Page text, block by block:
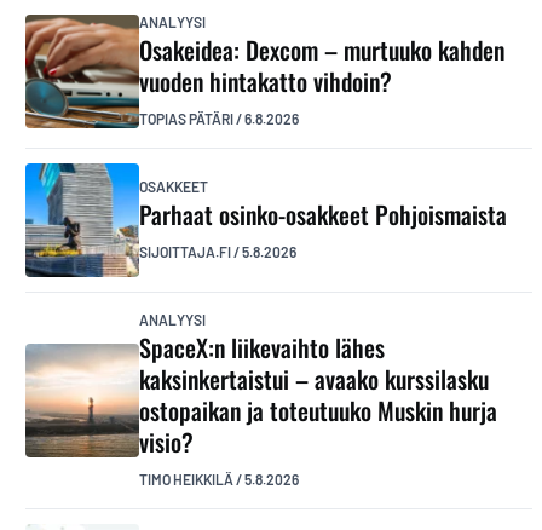
ANALYYSI
Osakeidea: Dexcom – murtuuko kahden
vuoden hintakatto vihdoin?
TOPIAS PÄTÄRI/6.8.2026
OSAKKEET
Parhaat osinko-osakkeet Pohjoismaista
SIJOITTAJA.FI/5.8.2026
ANALYYSI
SpaceX:n liikevaihto lähes
kaksinkertaistui – avaako kurssilasku
ostopaikan ja toteutuuko Muskin hurja
visio?
TIMO HEIKKILÄ /5.8.2026